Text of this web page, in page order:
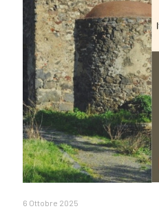
6 Ottobre 2025